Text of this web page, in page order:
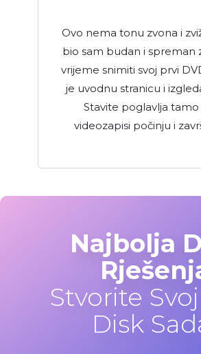
Ovo nema tonu zvona i
bio sam budan i spreman
vrijeme snimiti svoj prvi
je uvodnu stranicu i
Stavite poglavlja tamo
videozapisi počinju i
Najbolja
Stvorite
Disk